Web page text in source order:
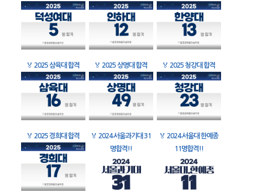
🏅 2025 삼육대 합격 🏅 2025 상명대 합격 🏅 2025 청강대 합격
🏅 2025 경희대 합격 🏅 2024 서울과기대 31
명합격!!
🏅 2024 서울대 한예종
11명합격!!